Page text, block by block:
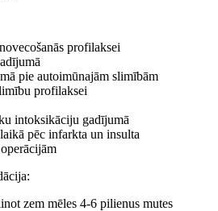
profilaksei
pie autoimūnajām slimībām
profilaksei
intoksikāciju gadījumā
pēc infarkta un insulta
zem mēles 4-6 pilienus mutes